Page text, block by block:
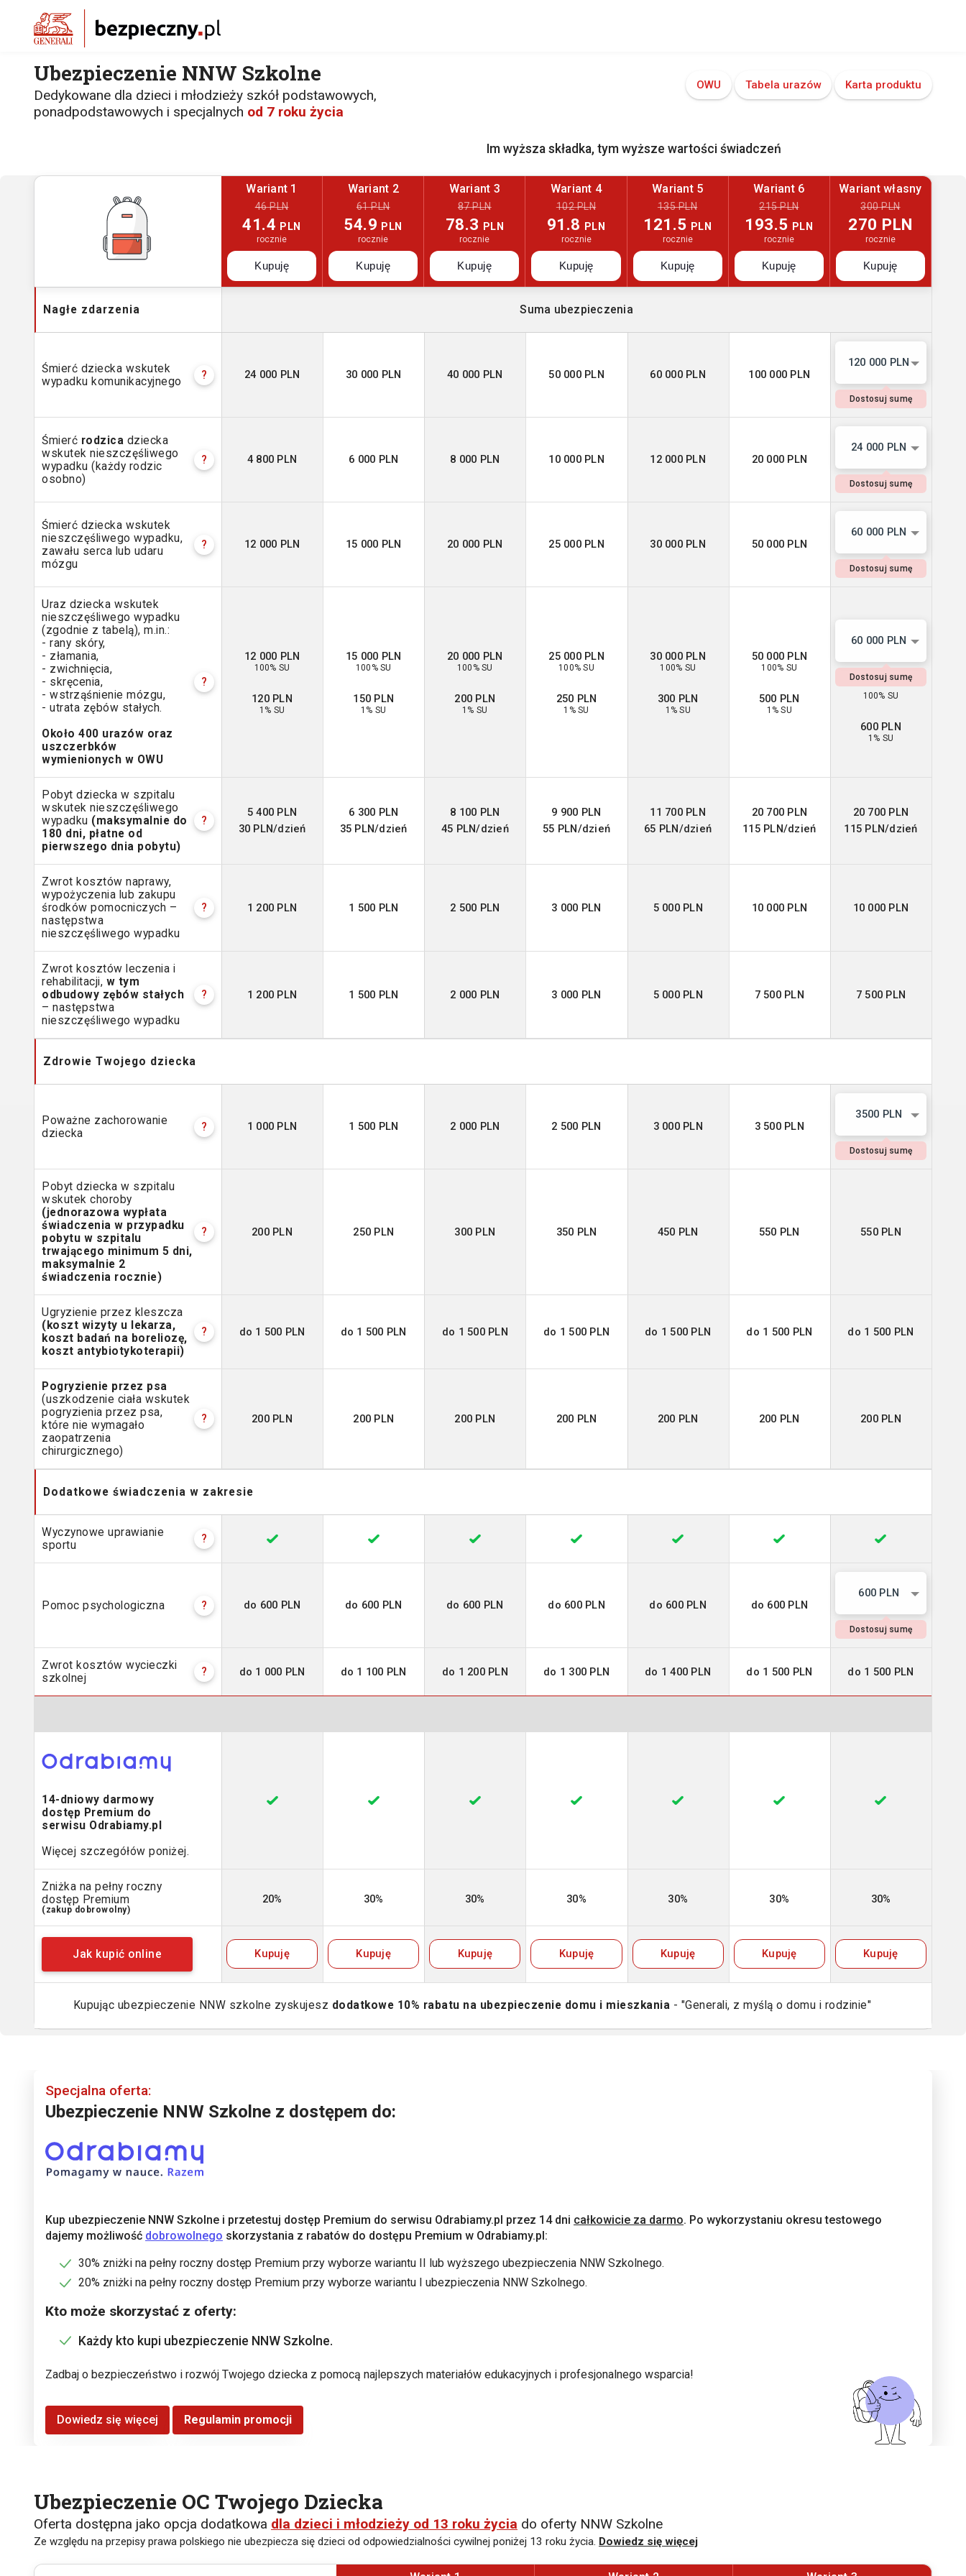
Ubezpieczenie NNW Szkolne
Dedykowane dla dzieci i młodzieży szkół podstawowych,
ponadpodstawowych i specjalnych od 7 roku życia
OWU Tabela urazów Karta produktu
Im wyższa składka, tym wyższe wartości świadczeń
Wariant 1
46 PLN
41.4 PLN
rocznie
Kupuję
Wariant 2
61 PLN
54.9 PLN
rocznie
Kupuję
Wariant 3
87 PLN
78.3 PLN
rocznie
Kupuję
Wariant 4
102 PLN
91.8 PLN
rocznie
Kupuję
Wariant 5
135 PLN
121.5 PLN
rocznie
Kupuję
Wariant 6
215 PLN
193.5 PLN
rocznie
Kupuję
Wariant własny
300 PLN
270 PLN
rocznie
Kupuję
Nagłe zdarzenia Suma ubezpieczenia
Śmierć dziecka wskutek
wypadku komunikacyjnego
? 24 000 PLN 30 000 PLN 40 000 PLN 50 000 PLN 60 000 PLN 100 000 PLN
120 000 PLN
Dostosuj sumę
Śmierć rodzica dziecka
wskutek nieszczęśliwego
wypadku (każdy rodzic
osobno)
? 4 800 PLN 6 000 PLN 8 000 PLN 10 000 PLN 12 000 PLN 20 000 PLN
24 000 PLN
Dostosuj sumę
Śmierć dziecka wskutek
nieszczęśliwego wypadku,
zawału serca lub udaru
mózgu
? 12 000 PLN 15 000 PLN 20 000 PLN 25 000 PLN 30 000 PLN 50 000 PLN
60 000 PLN
Dostosuj sumę
Uraz dziecka wskutek
nieszczęśliwego wypadku
(zgodnie z tabelą), m.in.:
- rany skóry,
- złamania,
- zwichnięcia,
- skręcenia,
- wstrząśnienie mózgu,
- utrata zębów stałych.
Około 400 urazów oraz
uszczerbków
wymienionych w OWU
?
12 000 PLN
100% SU
120 PLN
1% SU
15 000 PLN
100% SU
150 PLN
1% SU
20 000 PLN
100% SU
200 PLN
1% SU
25 000 PLN
100% SU
250 PLN
1% SU
30 000 PLN
100% SU
300 PLN
1% SU
50 000 PLN
100% SU
500 PLN
1% SU
60 000 PLN
Dostosuj sumę
100% SU
600 PLN
1% SU
Pobyt dziecka w szpitalu
wskutek nieszczęśliwego
wypadku (maksymalnie do
180 dni, płatne od
pierwszego dnia pobytu)
?
5 400 PLN
30 PLN/dzień
6 300 PLN
35 PLN/dzień
8 100 PLN
45 PLN/dzień
9 900 PLN
55 PLN/dzień
11 700 PLN
65 PLN/dzień
20 700 PLN
115 PLN/dzień
20 700 PLN
115 PLN/dzień
Zwrot kosztów naprawy,
wypożyczenia lub zakupu
środków pomocniczych –
następstwa
nieszczęśliwego wypadku
? 1 200 PLN 1 500 PLN 2 500 PLN 3 000 PLN 5 000 PLN 10 000 PLN 10 000 PLN
Zwrot kosztów leczenia i
rehabilitacji, w tym
odbudowy zębów stałych
– następstwa
nieszczęśliwego wypadku
? 1 200 PLN 1 500 PLN 2 000 PLN 3 000 PLN 5 000 PLN 7 500 PLN 7 500 PLN
Zdrowie Twojego dziecka
Poważne zachorowanie
dziecka
? 1 000 PLN 1 500 PLN 2 000 PLN 2 500 PLN 3 000 PLN 3 500 PLN
3500 PLN
Dostosuj sumę
Pobyt dziecka w szpitalu
wskutek choroby
(jednorazowa wypłata
świadczenia w przypadku
pobytu w szpitalu
trwającego minimum 5 dni,
maksymalnie 2
świadczenia rocznie)
? 200 PLN 250 PLN 300 PLN 350 PLN 450 PLN 550 PLN 550 PLN
Ugryzienie przez kleszcza
(koszt wizyty u lekarza,
koszt badań na boreliozę,
koszt antybiotykoterapii)
? do 1 500 PLN do 1 500 PLN do 1 500 PLN do 1 500 PLN do 1 500 PLN do 1 500 PLN do 1 500 PLN
Pogryzienie przez psa
(uszkodzenie ciała wskutek
pogryzienia przez psa,
które nie wymagało
zaopatrzenia
chirurgicznego)
? 200 PLN 200 PLN 200 PLN 200 PLN 200 PLN 200 PLN 200 PLN
Dodatkowe świadczenia w zakresie
Wyczynowe uprawianie
sportu
?
Pomoc psychologiczna ? do 600 PLN do 600 PLN do 600 PLN do 600 PLN do 600 PLN do 600 PLN
600 PLN
Dostosuj sumę
Zwrot kosztów wycieczki
szkolnej
? do 1 000 PLN do 1 100 PLN do 1 200 PLN do 1 300 PLN do 1 400 PLN do 1 500 PLN do 1 500 PLN
14-dniowy darmowy
dostęp Premium do
serwisu Odrabiamy.pl
Więcej szczegółów poniżej.
Zniżka na pełny roczny
dostęp Premium
(zakup dobrowolny)
20% 30% 30% 30% 30% 30% 30%
Jak kupić online Kupuję Kupuję Kupuję Kupuję Kupuję Kupuję Kupuję
Kupując ubezpieczenie NNW szkolne zyskujesz dodatkowe 10% rabatu na ubezpieczenie domu i mieszkania - "Generali, z myślą o domu i rodzinie"
Specjalna oferta:
Ubezpieczenie NNW Szkolne z dostępem do:
Kup ubezpieczenie NNW Szkolne i przetestuj dostęp Premium do serwisu Odrabiamy.pl przez 14 dni całkowicie za darmo. Po wykorzystaniu okresu testowego
dajemy możliwość dobrowolnego skorzystania z rabatów do dostępu Premium w Odrabiamy.pl:
30% zniżki na pełny roczny dostęp Premium przy wyborze wariantu II lub wyższego ubezpieczenia NNW Szkolnego.
20% zniżki na pełny roczny dostęp Premium przy wyborze wariantu I ubezpieczenia NNW Szkolnego.
Kto może skorzystać z oferty:
Każdy kto kupi ubezpieczenie NNW Szkolne.
Zadbaj o bezpieczeństwo i rozwój Twojego dziecka z pomocą najlepszych materiałów edukacyjnych i profesjonalnego wsparcia!
Dowiedz się więcej Regulamin promocji
Ubezpieczenie OC Twojego Dziecka
Oferta dostępna jako opcja dodatkowa dla dzieci i młodzieży od 13 roku życia do oferty NNW Szkolne
Ze względu na przepisy prawa polskiego nie ubezpiecza się dzieci od odpowiedzialności cywilnej poniżej 13 roku życia. Dowiedz się więcej